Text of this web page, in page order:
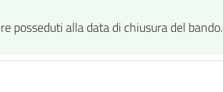
posseduti alla data di chiusura del bando.